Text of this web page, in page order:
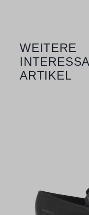
Produktgalerie
WEITERE
ARTIKEL